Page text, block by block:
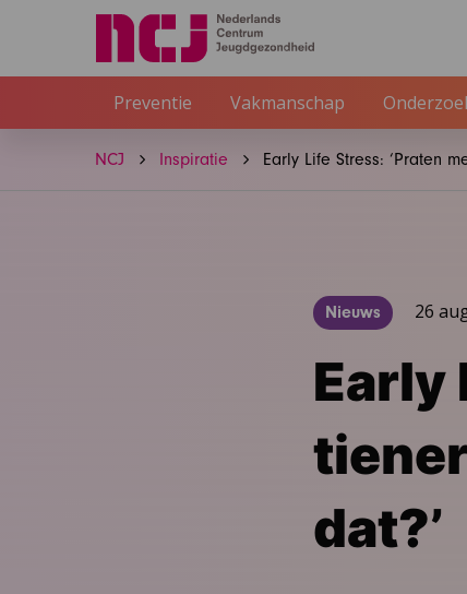
Preventie Vakmanschap
NCJ Inspiratie Early Life Stress: ‘Praten
Nieuws 26
Early
dat?’